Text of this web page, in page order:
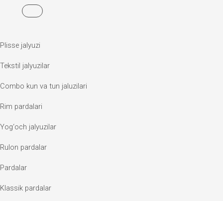
Plisse jalyuzi
Tekstil jalyuzilar
Combo kun va tun jaluzilari
Rim pardalari
Yog‘och jalyuzilar
Rulon pardalar
Pardalar
Klassik pardalar